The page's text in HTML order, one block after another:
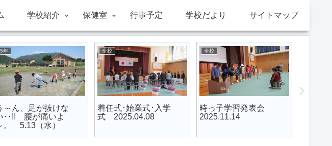
学校紹介 保健室 行事予定 学校だより サイトマップ
5年
～ん、足が抜けな
‥!! 腰が痛いよ
。 5.13（水）
全校
着任式･始業式･入学
式 2025.04.08
全校
時っ子学習発表会
2025.11.14